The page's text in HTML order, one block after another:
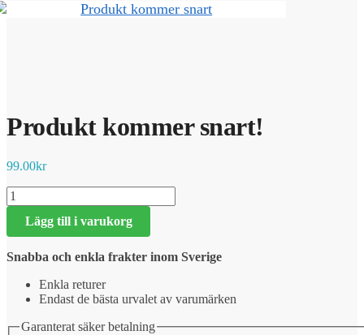
Produkt kommer snart!
99.00kr
Produkt
kommer
snart!
mängd
Lägg till i varukorg
Snabba och enkla frakter inom Sverige
Enkla returer
Endast de bästa urvalet av varumärken
Garanterat säker betalning